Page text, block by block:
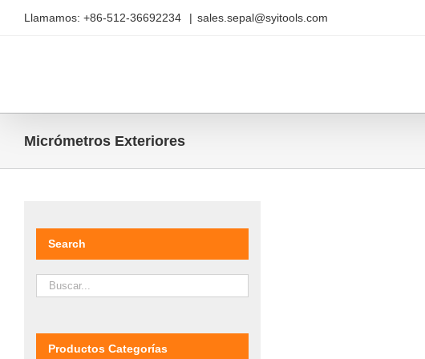
Llamamos: +86-512-36692234 | sales.sepal@syitools.com
Micrómetros Exteriores
Search
Productos Categorías